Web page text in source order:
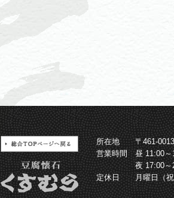
所在地
〒461-
営業時間
昼 11:00
夜 17:00
定休日
月曜日（